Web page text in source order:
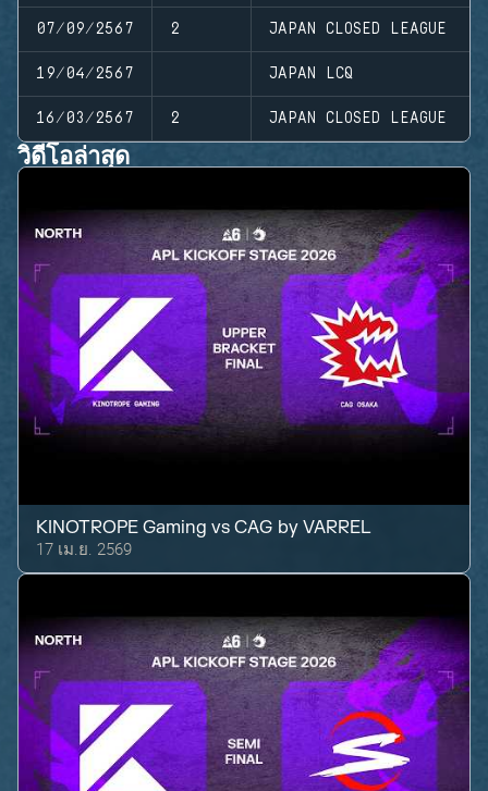
07/09/2567 2 JAPAN CLOSED LEAGUE
19/04/2567 JAPAN LCQ
16/03/2567 2 JAPAN CLOSED LEAGUE
วิดีโอล่าสุด
KINOTROPE Gaming vsCAG by VARREL
17 เม.ย. 2569